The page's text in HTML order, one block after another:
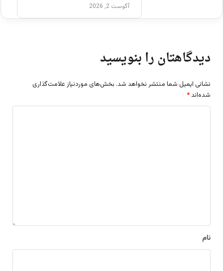
آگوست 2, 2026
دیدگاهتان را بنویسید
نشانی ایمیل شما منتشر نخواهد شد. بخش‌های موردنیاز علامت‌گذاری
شده‌اند *
نام